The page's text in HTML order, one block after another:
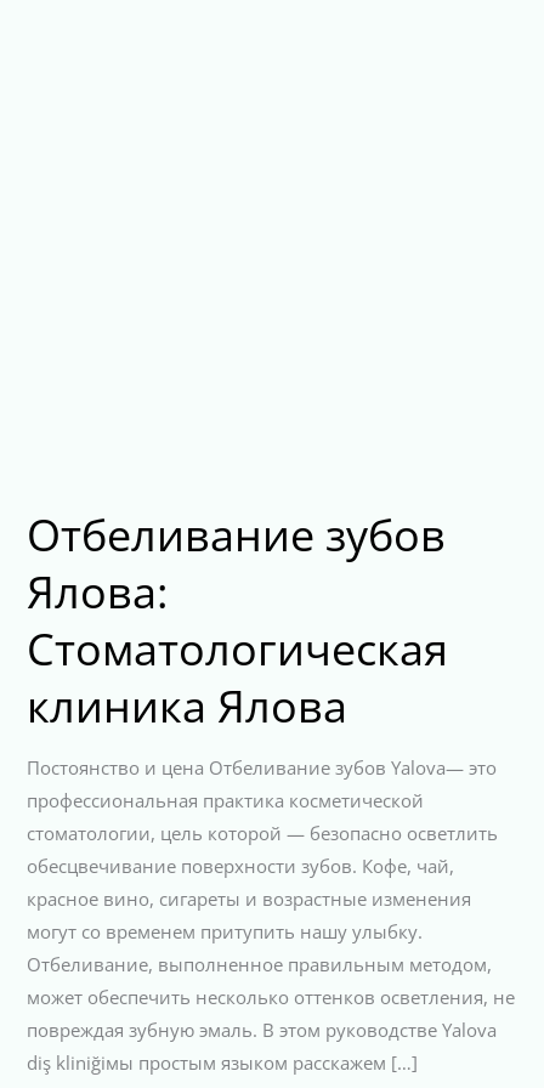
Отбеливание зубов
Ялова:
Стоматологическая
клиника Ялова
Постоянство и цена Отбеливание зубов Yalova— это
профессиональная практика косметической
стоматологии, цель которой — безопасно осветлить
обесцвечивание поверхности зубов. Кофе, чай,
красное вино, сигареты и возрастные изменения
могут со временем притупить нашу улыбку.
Отбеливание, выполненное правильным методом,
может обеспечить несколько оттенков осветления, не
повреждая зубную эмаль. В этом руководстве Yalova
diş kliniğiмы простым языком расскажем […]